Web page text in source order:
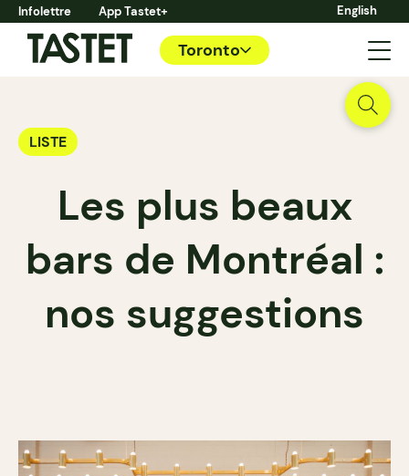
Infolettre App Tastet+ English
Toronto
LISTE
Les plus beaux
bars de Montréal :
nos suggestions